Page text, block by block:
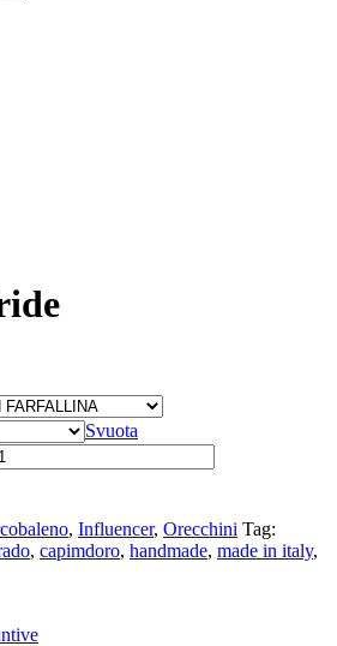
Svuota
, Influencer, Orecchini Tag:
, capimdoro, handmade, made in italy,